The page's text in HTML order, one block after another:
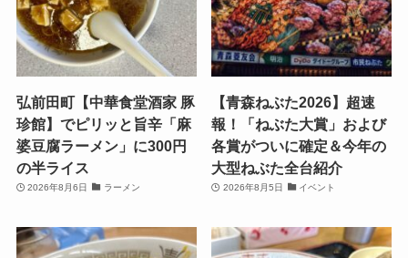
弘前田町【中華食堂酒家 豚
珍館】でピリッと旨辛「麻
婆豆腐ラーメン」に300円
の半ライス
2026年8月6日 ラーメン
【青森ねぶた2026】超速
報！「ねぶた大賞」および
各賞がついに確定＆今年の
大型ねぶた全台紹介
2026年8月5日 イベント